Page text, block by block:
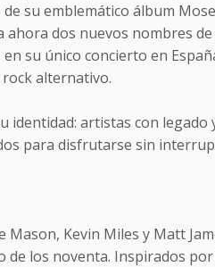
su emblemático álbum
dos nuevos nombres
en su único concierto en
alternativo.
artistas con legado
para disfrutarse sin
Kevin Miles y Matt
los noventa. Inspirados